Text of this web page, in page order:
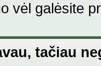
vėl galėsite
tačiau